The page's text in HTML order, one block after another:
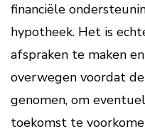
financiële
hypotheek. Het is
afspraken te maken
overwegen voordat
genomen, om
toekomst te